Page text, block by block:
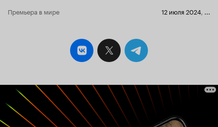
Премьера в мире
12 июля 2024, ...